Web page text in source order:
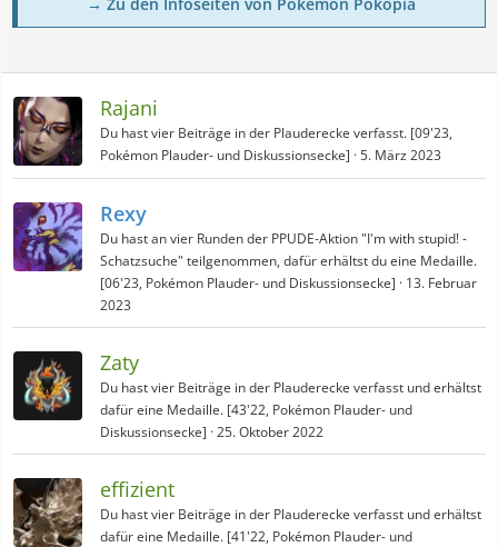
Rajani
Du hast vier Beiträge in der Plauderecke verfasst. [09'23,
Pokémon Plauder- und Diskussionsecke] 5. März 2023
Rexy
Du hast an vier Runden der PPUDE-Aktion "I'm with stupid! -
Schatzsuche" teilgenommen, dafür erhältst du eine Medaille.
[06'23, Pokémon Plauder- und Diskussionsecke]
13. Februar
2023
Zaty
Du hast vier Beiträge in der Plauderecke verfasst und erhältst
dafür eine Medaille. [43'22, Pokémon Plauder- und
Diskussionsecke] 25. Oktober 2022
effizient
Du hast vier Beiträge in der Plauderecke verfasst und erhältst
dafür eine Medaille. [41'22, Pokémon Plauder- und